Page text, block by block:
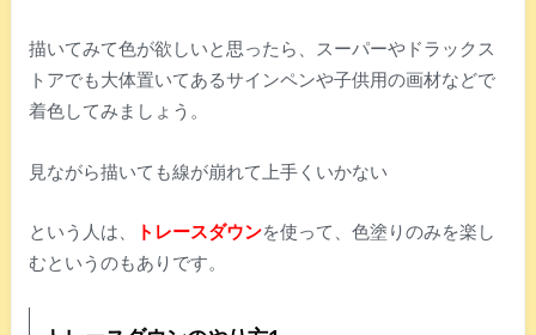
描いてみて色が欲しいと思ったら、スーパーやドラックス
トアでも大体置いてあるサインペンや子供用の画材などで
着色してみましょう。
見ながら描いても線が崩れて上手くいかない
という人は、 トレースダウンを使って、色塗りのみを楽し
むというのもありです。